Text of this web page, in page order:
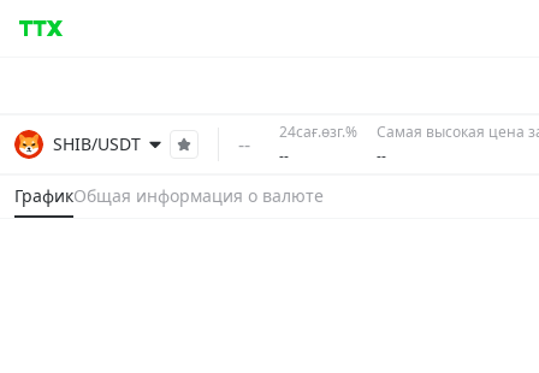
SHIB/USDT --
24сағ.өзг.%
--
Самая высокая цена
--
ГрафикОбщая информация о валюте